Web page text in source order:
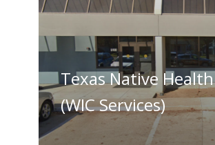
Texas Native Health
(WIC Services)